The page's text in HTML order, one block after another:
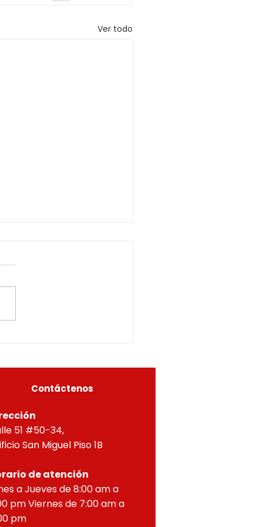
Ver todo
OF- 222
URBANO
concordantes, hace
que según ra
Contáctenos
51 #50-34,
San Miguel Piso 1B
de atención
a Jueves de 8:00 am a
pm Viernes de 7:00 am a
pm